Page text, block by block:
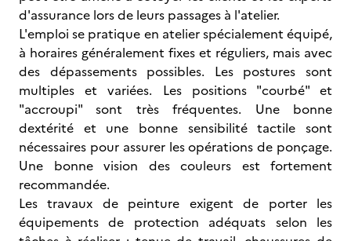
d'assurance lors de leurs passages à l'atelier.
L'emploi se pratique en atelier spécialement équipé,
à horaires généralement fixes et réguliers, mais avec
des dépassements possibles. Les postures sont
multiples et variées. Les positions "courbé" et
"accroupi" sont très fréquentes. Une bonne
dextérité et une bonne sensibilité tactile sont
nécessaires pour assurer les opérations de ponçage.
Une bonne vision des couleurs est fortement
recommandée.
Les travaux de peinture exigent de porter les
équipements de protection adéquats selon les